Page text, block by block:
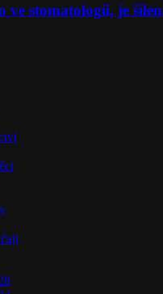
ve stomatologii, je